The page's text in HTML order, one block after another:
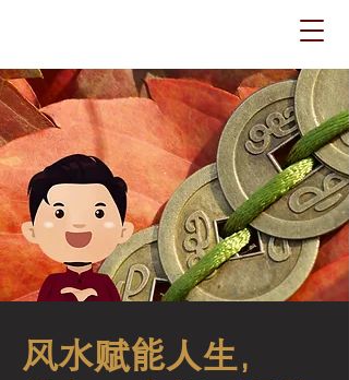
风水赋能人生，